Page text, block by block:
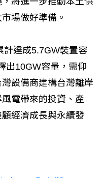
場做好準備。
計達成5.7GW裝置容
出10GW容量，需仰
設備商建構台灣離岸
電帶來的投資、產
經濟成長與永續發